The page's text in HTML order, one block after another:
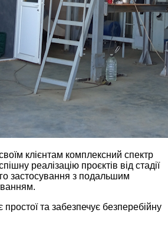
клієнтам комплексний спектр
реалізацію проєктів від стадії
застосування з подальшим
простої та забезпечує безперебійну